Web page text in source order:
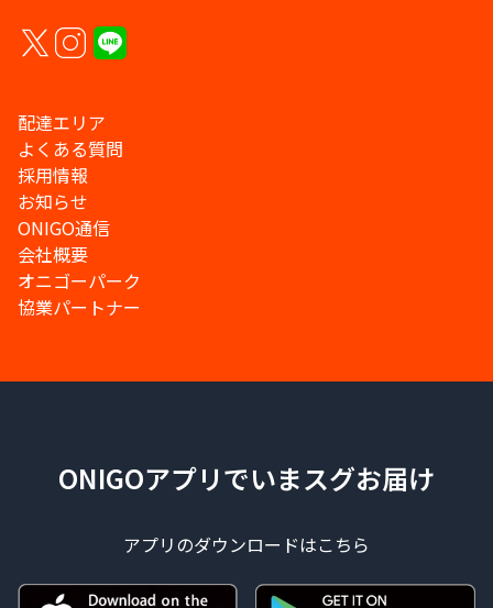
配達エリア
よくある質問
採用情報
お知らせ
ONIGO通信
会社概要
オニゴーパーク
協業パートナー
ONIGOアプリでいまスグお届け
アプリのダウンロードはこちら